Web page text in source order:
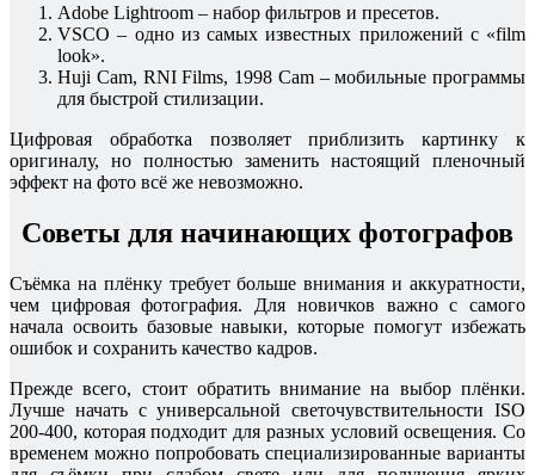
Adobe Lightroom – набор фильтров и пресетов.
VSCO – одно из самых известных приложений с «film
look».
Huji Cam, RNI Films, 1998 Cam – мобильные программы
для быстрой стилизации.
Цифровая обработка позволяет приблизить картинку к
оригиналу, но полностью заменить настоящий пленочный
эффект на фото всё же невозможно.
Советы для начинающих фотографов
Съёмка на плёнку требует больше внимания и аккуратности,
чем цифровая фотография. Для новичков важно с самого
начала освоить базовые навыки, которые помогут избежать
ошибок и сохранить качество кадров.
Прежде всего, стоит обратить внимание на выбор плёнки.
Лучше начать с универсальной светочувствительности ISO
200-400, которая подходит для разных условий освещения. Со
временем можно попробовать специализированные варианты